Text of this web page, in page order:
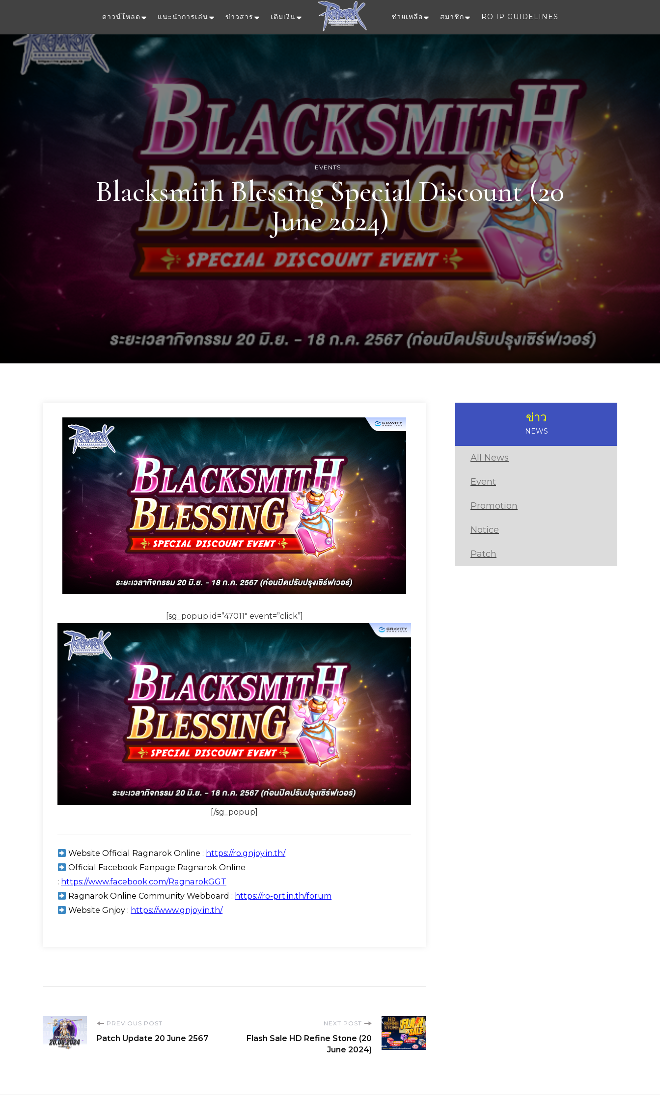
ดาวน์โหลด แนะนำการเล่น ข่าวสาร เติมเงิน
Ragnarok Online
ช่วยเหลือ สมาชิก RO IP GUIDELINES
EVENTS
Blacksmith Blessing Special Discount (20
June 2024)
[sg_popup id=”47011″ event=”click”]
[/sg_popup]
Website Official Ragnarok Online : https://ro.gnjoy.in.th/
Official Facebook Fanpage Ragnarok Online
: https://www.facebook.com/RagnarokGGT
Ragnarok Online Community Webboard : https://ro-prt.in.th/forum
Website Gnjoy : https://www.gnjoy.in.th/
Post
Navigation
PREVIOUS POST
Patch Update 20 June 2567
NEXT POST
Flash Sale HD Refine Stone (20
June 2024)
ข่าว
NEWS
All News
Event
Promotion
Notice
Patch